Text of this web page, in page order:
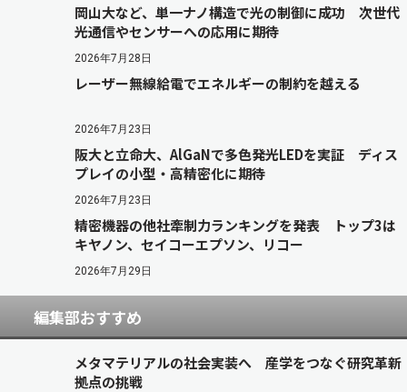
岡山大など、単一ナノ構造で光の制御に成功 次世代
光通信やセンサーへの応用に期待
2026年7月28日
レーザー無線給電でエネルギーの制約を越える
2026年7月23日
阪大と立命大、AlGaNで多色発光LEDを実証 ディス
プレイの小型・高精密化に期待
2026年7月23日
精密機器の他社牽制力ランキングを発表 トップ3は
キヤノン、セイコーエプソン、リコー
2026年7月29日
編集部おすすめ
メタマテリアルの社会実装へ 産学をつなぐ研究革新
拠点の挑戦